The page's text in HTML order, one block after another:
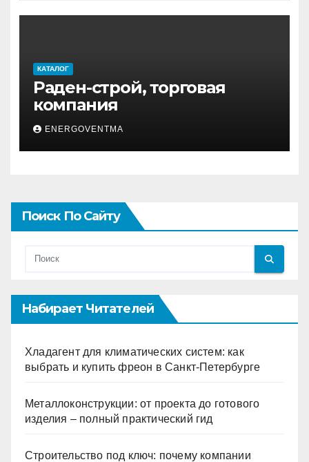
КАТАЛОГ
Раден-строй, торговая
компания
ENERGOVENTMA
Поиск По Сайту
Набирает Читателей
Хладагент для климатических систем: как
выбрать и купить фреон в Санкт-Петербурге
Металлоконструкции: от проекта до готового
изделия – полный практический гид
Строительство под ключ: почему компании